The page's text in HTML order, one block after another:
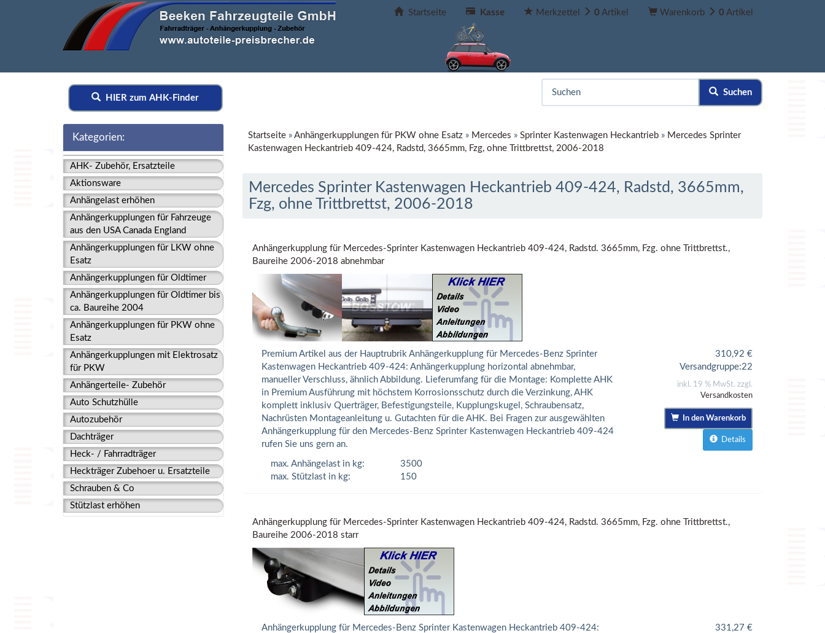
Startseite Kasse Merkzettel 0 Artikel Warenkorb 0 Artikel
Suchen
HIER zum AHK-Finder
Kategorien:
AHK- Zubehör, Ersatzteile
Aktionsware
Anhängelast erhöhen
Anhängerkupplungen für Fahrzeuge
aus den USA Canada England
Anhängerkupplungen für LKW ohne
Esatz
Anhängerkupplungen für Oldtimer
Anhängerkupplungen für Oldtimer bis
ca. Baureihe 2004
Anhängerkupplungen für PKW ohne
Esatz
Anhängerkupplungen mit Elektrosatz
für PKW
Anhängerteile- Zubehör
Auto Schutzhülle
Autozubehör
Dachträger
Heck- / Fahrradträger
Heckträger Zubehoer u. Ersatzteile
Schrauben & Co
Stützlast erhöhen
Startseite» Anhängerkupplungen für PKW ohne Esatz» Mercedes » Sprinter Kastenwagen Heckantrieb» Mercedes Sprinter
Kastenwagen Heckantrieb 409-424, Radstd, 3665mm, Fzg, ohne Trittbrettst, 2006-2018
Mercedes Sprinter Kastenwagen Heckantrieb 409-424, Radstd, 3665mm,
Fzg, ohne Trittbrettst, 2006-2018
Anhängerkupplung für Mercedes-Sprinter Kastenwagen Heckantrieb 409-424, Radstd. 3665mm, Fzg. ohne Trittbrettst.,
Baureihe 2006-2018 abnehmbar
Premium Artikel aus der Hauptrubrik Anhängerkupplung für Mercedes-Benz Sprinter
Kastenwagen Heckantrieb 409-424: Anhängerkupplung horizontal abnehmbar,
manueller Verschluss, ähnlich Abbildung. Lieferumfang für die Montage: Komplette AHK
in Premium Ausführung mit höchstem Korrosionsschutz durch die Verzinkung, AHK
komplett inklusiv Querträger, Befestigungsteile, Kupplungskugel, Schraubensatz,
Nachrüsten Montageanleitung u. Gutachten für die AHK. Bei Fragen zur ausgewählten
Anhängerkupplung für den Mercedes-Benz Sprinter Kastenwagen Heckantrieb 409-424
rufen Sie uns gern an.
max. Anhängelast in kg:
3500
max. Stützlast in kg:
150
310,92 €
Versandgruppe:22
inkl. 19 % MwSt. zzgl.
Versandkosten
In den Warenkorb
Details
Anhängerkupplung für Mercedes-Sprinter Kastenwagen Heckantrieb 409-424, Radstd. 3665mm, Fzg. ohne Trittbrettst.,
Baureihe 2006-2018 starr
Anhängerkupplung für Mercedes-Benz Sprinter Kastenwagen Heckantrieb 409-424:
331,27 €